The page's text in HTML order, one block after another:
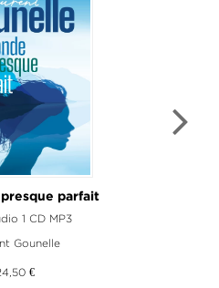
parfait
1 CD MP3
Gounelle
€